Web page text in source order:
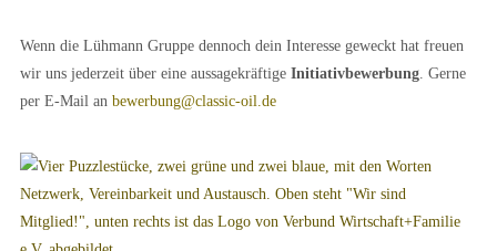
Wenn die Lühmann Gruppe dennoch dein Interesse geweckt hat freuen
wir uns jederzeit über eine aussagekräftige Initiativbewerbung. Gerne
per E-Mail an bewerbung@classic-oil.de